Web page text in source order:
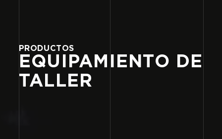
PRODUCTOS
EQUIPAMIENTO
DE
TALLER